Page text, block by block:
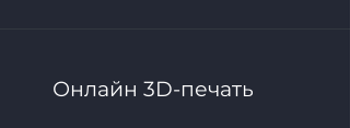
Онлайн 3D-печать